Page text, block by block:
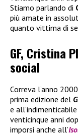
Stiamo parlando di
più amate in
quanto vittima di
GF, Cristina
social
Correva l’anno
prima edizione del
e
venticinque anni
imporsi anche all’